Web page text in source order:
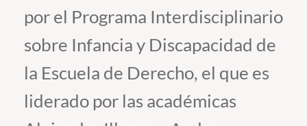
Pregrado
Postgrado
Formación Continua
por el Programa Interdisciplinario
sobre Infancia y Discapacidad de
la Escuela de Derecho, el que es
liderado por las académicas